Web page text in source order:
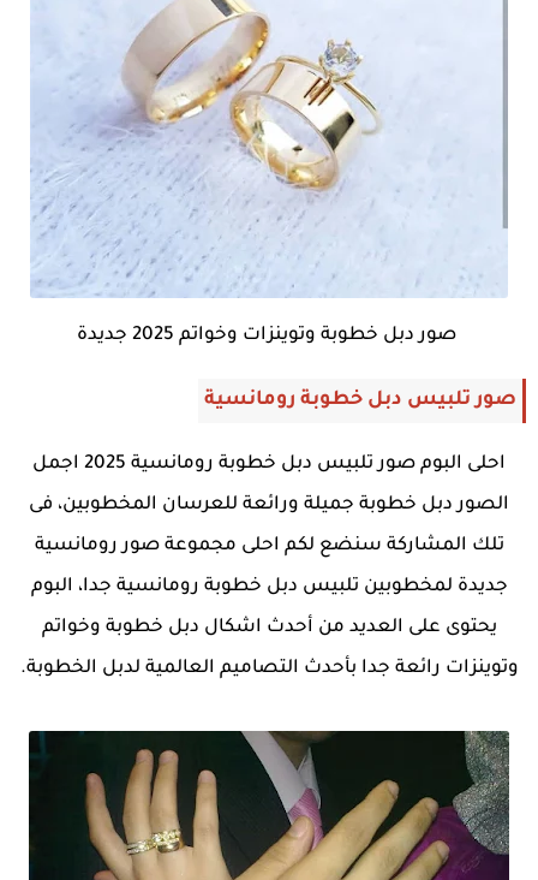
صور دبل خطوبة وتوينزات وخواتم 2025 جديدة
صور تلبيس دبل خطوبة رومانسية
احلى البوم صور تلبيس دبل خطوبة رومانسية 2025 اجمل
الصور دبل خطوبة جميلة ورائعة للعرسان المخطوبين، فى
تلك المشاركة سنضع لكم احلى مجموعة صور رومانسية
جديدة لمخطوبين تلبيس دبل خطوبة رومانسية جدا، البوم
يحتوى على العديد من أحدث اشكال دبل خطوبة وخواتم
وتوينزات رائعة جدا بأحدث التصاميم العالمية لدبل الخطوبة.